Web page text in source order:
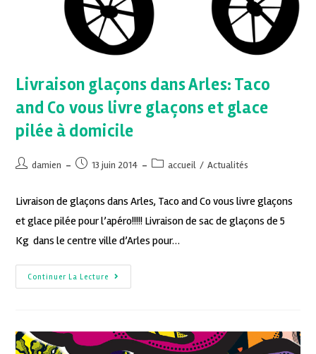
Livraison glaçons dans Arles: Taco
and Co vous livre glaçons et glace
pilée à domicile
damien 13 juin 2014 accueil / Actualités
Livraison de glaçons dans Arles, Taco and Co vous livre glaçons
et glace pilée pour l’apéro!!!!! Livraison de sac de glaçons de 5
Kg dans le centre ville d’Arles pour…
Continuer La Lecture